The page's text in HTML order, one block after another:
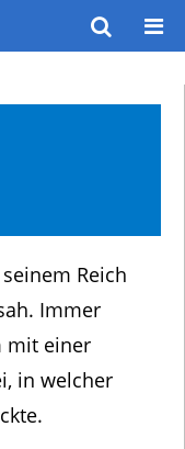
Reich
Immer
mit einer
in welcher